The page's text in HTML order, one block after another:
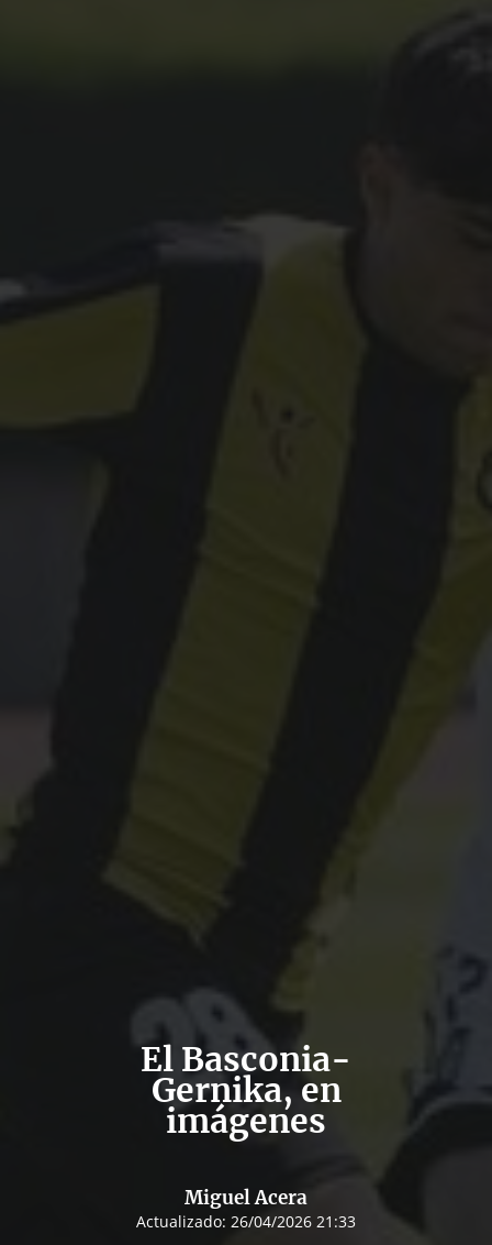
El Basconia-
Gernika, en
imágenes
Miguel Acera
Actualizado: 26/04/2026 21:33